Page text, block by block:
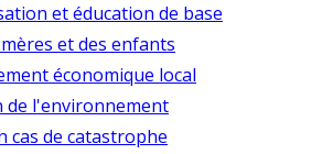
et éducation de base
et des enfants
économique local
de l'environnement
cas de catastrophe